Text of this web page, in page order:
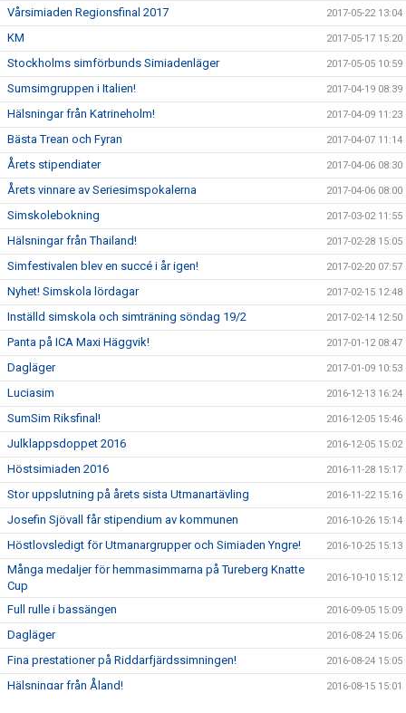
Vårsimiaden Regionsfinal 2017 2017-05-22 13:04
KM 2017-05-17 15:20
Stockholms simförbunds Simiadenläger 2017-05-05 10:59
Sumsimgruppen i Italien! 2017-04-19 08:39
Hälsningar från Katrineholm! 2017-04-09 11:23
Bästa Trean och Fyran 2017-04-07 11:14
Årets stipendiater 2017-04-06 08:30
Årets vinnare av Seriesimspokalerna 2017-04-06 08:00
Simskolebokning 2017-03-02 11:55
Hälsningar från Thailand! 2017-02-28 15:05
Simfestivalen blev en succé i år igen! 2017-02-20 07:57
Nyhet! Simskola lördagar 2017-02-15 12:48
Inställd simskola och simträning söndag 19/2 2017-02-14 12:50
Panta på ICA Maxi Häggvik! 2017-01-12 08:47
Dagläger 2017-01-09 10:53
Luciasim 2016-12-13 16:24
SumSim Riksfinal! 2016-12-05 15:46
Julklappsdoppet 2016 2016-12-05 15:02
Höstsimiaden 2016 2016-11-28 15:17
Stor uppslutning på årets sista Utmanartävling 2016-11-22 15:16
Josefin Sjövall får stipendium av kommunen 2016-10-26 15:14
Höstlovsledigt för Utmanargrupper och Simiaden Yngre! 2016-10-25 15:13
Många medaljer för hemmasimmarna på Tureberg Knatte
Cup
2016-10-10 15:12
Full rulle i bassängen 2016-09-05 15:09
Dagläger 2016-08-24 15:06
Fina prestationer på Riddarfjärdssimningen! 2016-08-24 15:05
Hälsningar från Åland! 2016-08-15 15:01